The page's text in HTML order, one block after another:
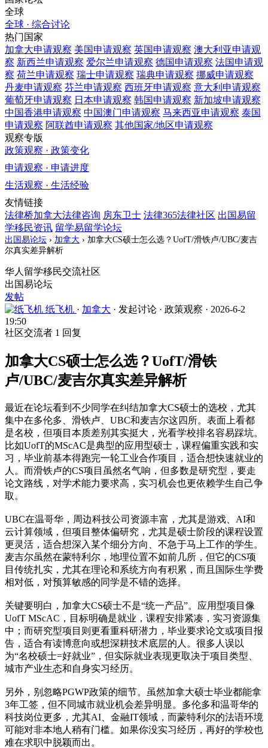
全球
全球 · 综合讨论
热门国家
加拿大申请观察 美国申请观察 英国申请观察 澳大利亚申请观
察 新西兰申请观察 爱尔兰申请观察 德国申请观察 法国申请观
察 荷兰申请观察 瑞士申请观察 瑞典申请观察 挪威申请观察
丹麦申请观察 芬兰申请观察 西班牙申请观察 意大利 申请观察
葡萄牙申请观察 日本申请观察 韩国申请观察 新加坡申请观察
中国香港申请观察 中国澳门申请观察 马来西亚申请观察 泰国
申请观察 阿联酋申请观察 其他国家/地区申请观察
观察专版
政策观察 · 政策变化
申请观察 · 申请进度
生活观察 · 生活经验
友情链接
法律桥加拿大法律咨询 房东卫士 法律365法律社区 出国易留
学移民资讯 留学易留学论坛
出国易论坛 › 加拿大 › 加拿大CS硕士怎么选？UofT/滑铁卢/UBC/麦吉
尔真实差异解析
华人留学移民交流社区
出国易论坛
发帖
纸飞机 · 加拿大 · 发起讨论 · 政策观察 · 2026-6-2
19:50
社区交流者 1 回复
加拿大CS硕士怎么选？UofT/滑铁
卢/UBC/麦吉尔真实差异解析
最近在论坛看到不少同学在纠结加拿大CS硕士的选校，尤其
集中在多伦多、滑铁卢、UBC和麦吉尔这四所。表面上看都
是名校，但项目本质差别其实挺大，光看学校排名容易踩坑。
比如UofT的MScAC是典型的应用型硕士，课程偏重实践和实
习，毕业前基本得跑完一轮工业合作项目，适合想快速就业的
人。而滑铁卢的CS项目虽然名气响，但多数是研究型，要走
论文路线，对学术能力要求高，实习机会也更依赖学生自己争
取。
UBC在温哥华，周边科技公司资源丰富，尤其是游戏、AI和
云计算领域，但项目整体偏研究，尤其是硕士阶段的课程设置
更灵活，适合想深入某个细分方向、不急于马上工作的学生。
麦吉尔虽然在蒙特利尔，地理位置不如前几所，但它的CS项
目传统扎实，尤其在理论和系统方向有积累，而且国际生学费
相对低，对预算敏感的同学是不错的选择。
关键要明白，加拿大CS硕士不是“统一产品”。应用型项目像
UofT MScAC，目标明确是就业，课程安排紧凑，实习资源集
中；而研究型项目则更看重科研潜力，毕业要求论文或项目报
告，适合有读博意向或想深耕技术底层的人。很多人误以
为“名校硕士=好就业”，但实际就业表现更取决于项目类型、
城市产业生态和自身实习经历。
另外，别忽略PGWP政策的细节。虽然加拿大硕士毕业都能拿
3年工签，但不同城市就业机会差异明显。多伦多和温哥华的
科技岗位更多，尤其AI、金融IT领域，而蒙特利尔的法语环境
可能对非本地人稍有门槛。如果你没实习经历，再好的学校也
难在求职中脱颖而出。